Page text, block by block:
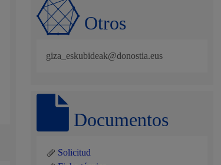
Otros
giza_eskubideak@donostia.eus
Documentos
Solicitud